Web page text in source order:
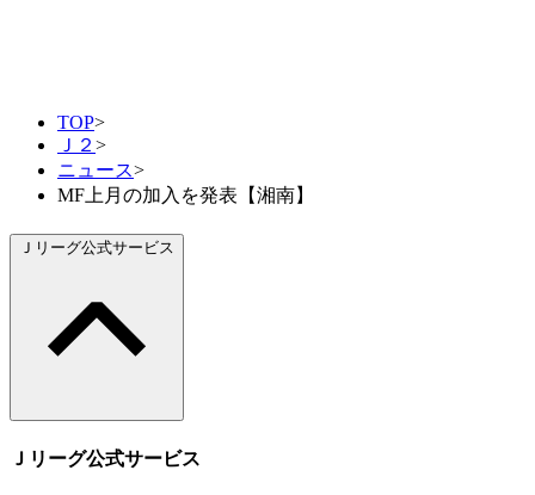
TOP>
Ｊ２ >
ニュース>
MF上月の加入を発表【湘南】
Ｊリーグ公式サービス
Ｊリーグ公式サービス